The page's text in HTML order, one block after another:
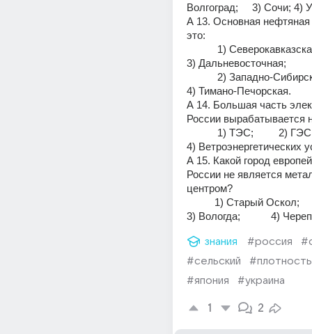
Волгоград;     3) Сочи; 4)
А 13. Основная нефтяная
это:
3) Дальневосточная;
4) Тимано-Печорская.
А 14. Большая часть
России вырабатывается
4) Ветроэнергетических
А 15. Какой город
России не является
центром?
3) Вологда;           4)
знания #россия
#сельский
#плотность
#япония
#украина
1 2